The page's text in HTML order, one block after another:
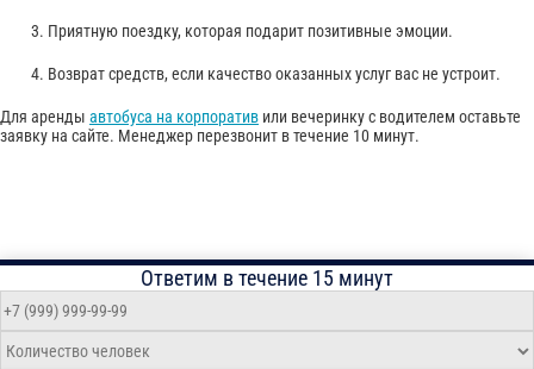
Приятную поездку, которая подарит позитивные эмоции.
Возврат средств, если качество оказанных услуг вас не устроит.
Для аренды автобуса на корпоратив или вечеринку с водителем оставьте
заявку на сайте. Менеджер перезвонит в течение 10 минут.
Ответим в течение 15 минут